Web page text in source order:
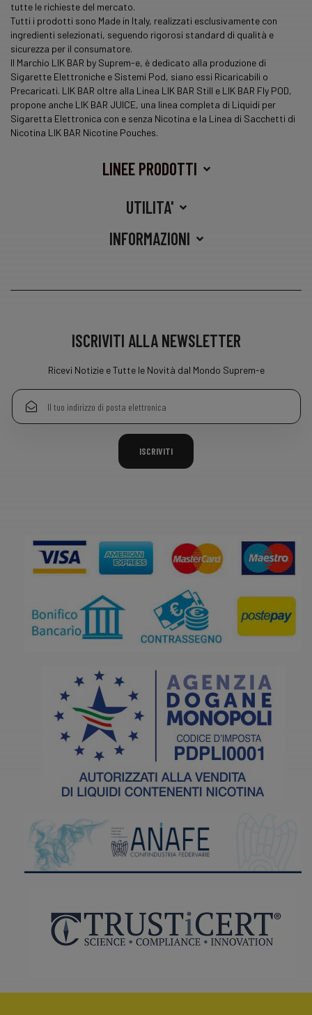
tutte le richieste del mercato.
Tutti i prodotti sono Made in Italy, realizzati esclusivamente con
ingredienti selezionati, seguendo rigorosi standard di qualità e
sicurezza per il consumatore.
Il Marchio LIK BAR by Suprem-e, è dedicato alla produzione di
Sigarette Elettroniche e Sistemi Pod, siano essi Ricaricabili o
Precaricati. LIK BAR oltre alla Linea LIK BAR Still e LIK BAR Fly POD,
propone anche LIK BAR JUICE, una linea completa di Liquidi per
Sigaretta Elettronica con e senza Nicotina e la Linea di Sacchetti di
Nicotina LIK BAR Nicotine Pouches.
LINEE PRODOTTI
UTILITA'
INFORMAZIONI
ISCRIVITI ALLA NEWSLETTER
Ricevi Notizie e Tutte le Novità dal Mondo Suprem-e
ISCRIVITI